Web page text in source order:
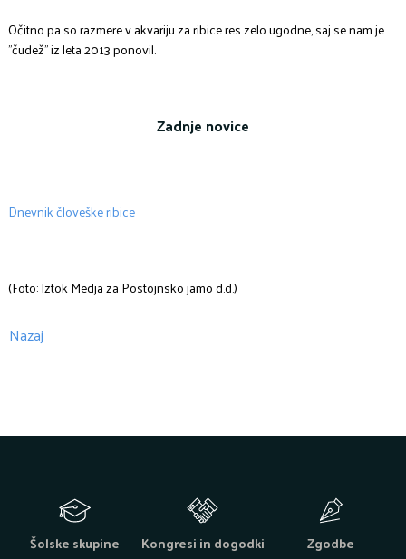
Očitno pa so razmere v akvariju za ribice res zelo ugodne, saj se nam je
"čudež" iz leta 2013 ponovil.
Zadnje novice
Dnevnik človeške ribice
(Foto: Iztok Medja za Postojnsko jamo d.d.)
Nazaj
Šolske skupine Kongresi in dogodki Zgodbe